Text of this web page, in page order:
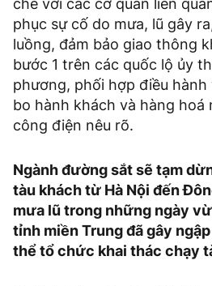
chẽ với các cơ quan liên
phục sự cố do mưa, lũ gây
luồng, đảm bảo giao thông
bước 1 trên các quốc lộ ủy
phương, phối hợp điều
bo hành khách và hàng hoá
công điện nêu rõ.
Ngành đường sắt sẽ tạm
tàu khách từ Hà Nội đến
mưa lũ trong những ngày
tỉnh miền Trung đã gây
thể tổ chức khai thác chạy